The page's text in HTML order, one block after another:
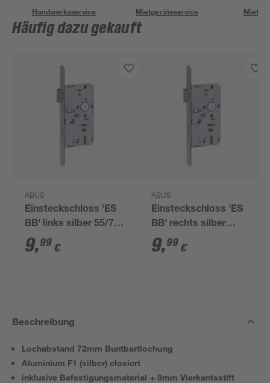
Handwerksservice Mietgeräteservice
Häufig dazu gekauft
ABUS
Einsteckschloss 'ES
BB' links silber 55/72
mm Buntbart
9,99 €
ABUS
Einsteckschloss 'ES
BB' rechts silber
55/72 mm Buntbart
9,99 €
Beschreibung
Lochabstand 72mm Buntbartlochung
Aluminium F1 (silber) eloxiert
inklusive Befestigungsmaterial + 8mm Vierkantsstift